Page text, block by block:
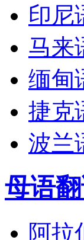
印尼
马来
缅甸
捷克
波兰
母语
阿拉